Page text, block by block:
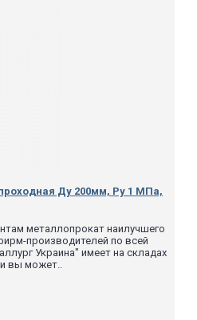
Ду 200мм, Ру 1 МПа,
металлопрокат наилучшего
производителей по всей
Украина" имеет на складах
вы может..